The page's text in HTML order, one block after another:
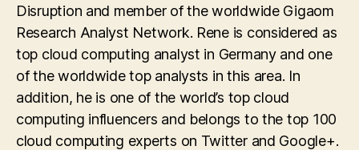
Disruption and member of the worldwide Gigaom
Research Analyst Network. Rene is considered as
top cloud computing analyst in Germany and one
of the worldwide top analysts in this area. In
addition, he is one of the world’s top cloud
computing influencers and belongs to the top 100
cloud computing experts on Twitter and Google+.